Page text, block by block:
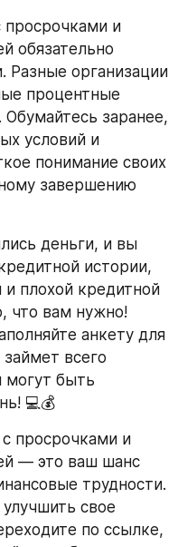
и
обязательно
Разные организации
процентные
заранее,
условий и
понимание своих
завершению
деньги, и вы
истории,
плохой кредитной
что вам нужно!
анкету для
всего
могут быть
💻💰
просрочками и
— это ваш шанс
трудности.
свое
по ссылке,